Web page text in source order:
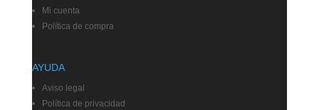
Mi cuenta
Política de compra
AYUDA
Aviso legal
Política de privacidad